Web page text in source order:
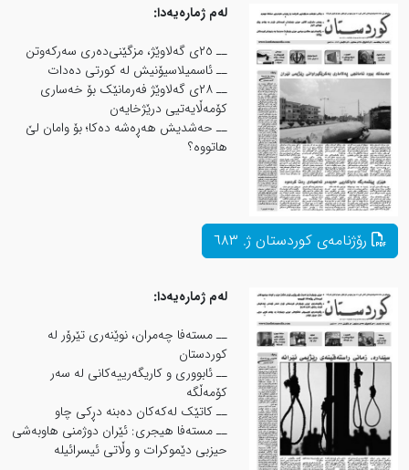
لەم ژمارەیەدا:
ــ ٢٥ی گەلاوێژ، مزگێنی‌دەری سەركەوتن
ــ ئاسمیلاسیۆنیش لە کورتی دەدات
ــ ٢٨ی گه‌لاوێژ فه‌رمانێک بۆ خه‌ساری
كۆمه‌ڵایه‌تیی درێژخایه‌ن
ــ حەشدیش هەڕەشە دەکا؛ بۆ وامان لێ
هاتووە؟
لەم ژمارەیەدا:
ــ مستەفا چەمران، نوێنەری تێرۆر له
کوردستان
ــ ئابووری و کاریگەرییەکانی لە سەر
کۆمەڵگە
ــ کاتێک لەکەکان دەبنە دڕکی چاو
ــ مستەفا هیجری: ئێران دوژمنی هاوبەشی
حیزبی دێموکرات و وڵاتی ئیسرائیله